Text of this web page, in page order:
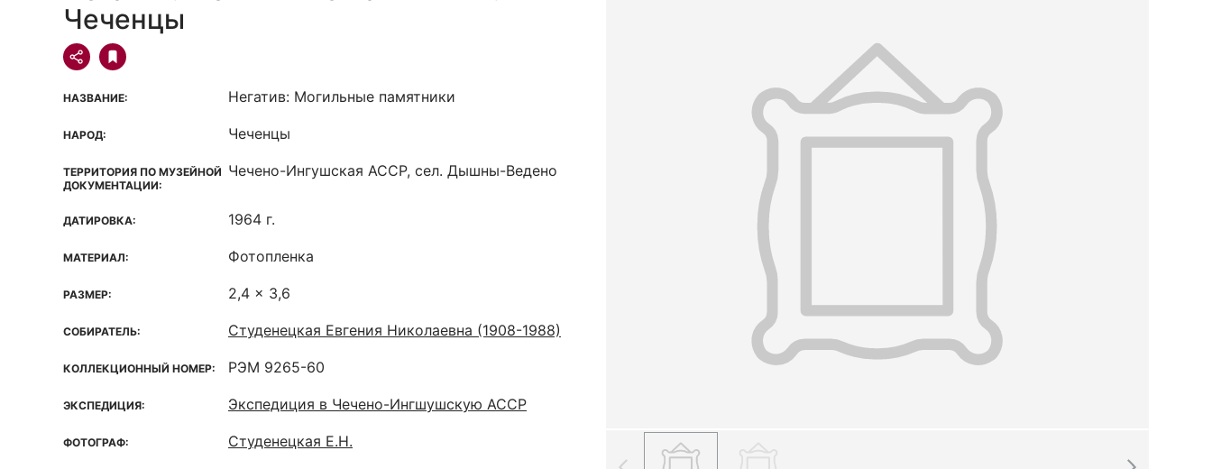
Чеченцы
НАЗВАНИЕ: Негатив: Могильные памятники
НАРОД: Чеченцы
ТЕРРИТОРИЯ ПО МУЗЕЙНОЙ
ДОКУМЕНТАЦИИ:
Чечено-Ингушская ACCP, сел. Дышны-Ведено
ДАТИРОВКА: 1964 г.
МАТЕРИАЛ: Фотопленка
РАЗМЕР: 2,4 x 3,6
СОБИРАТЕЛЬ: Студенецкая Евгения Николаевна (1908-1988)
КОЛЛЕКЦИОННЫЙ НОМЕР: РЭМ 9265-60
ЭКСПЕДИЦИЯ: Экспедиция в Чечено-Ингшушскую АССР
ФОТОГРАФ: Студенецкая Е.Н.